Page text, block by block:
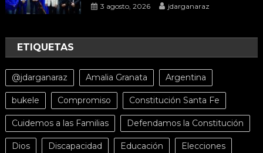
3 agosto, 2026 jdarganaraz
ETIQUETAS
@jdarganaraz Amalia Granata Argentina
bukele Compromiso Constitución Santa Fe
Cuidemos a las Familias Defendamos la Constitución
Dios Discapacidad Educación Elecciones